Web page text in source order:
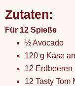
Zutaten:
Für 12 Spieße
½ Avocado
120 g Käse
12 Erdbeeren
12 Tasty Tom